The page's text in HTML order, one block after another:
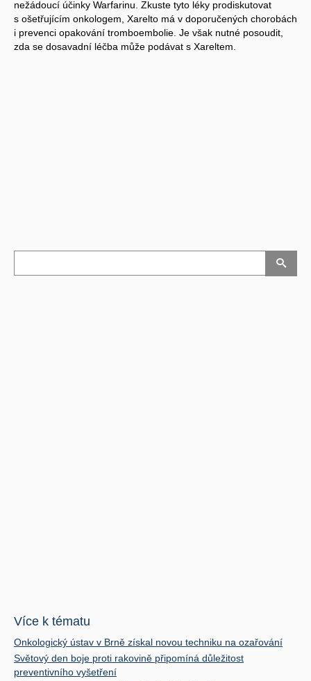
nežádoucí účinky Warfarinu. Zkuste tyto léky prodiskutovat
s ošetřujícím onkologem, Xarelto má v doporučených chorobách
i prevenci opakování tromboembolie. Je však nutné posoudit,
zda se dosavadní léčba může podávat s Xareltem.
Více k tématu
Onkologický ústav v Brně získal novou techniku na ozařování
Světový den boje proti rakovině připomíná důležitost
preventivního vyšetření